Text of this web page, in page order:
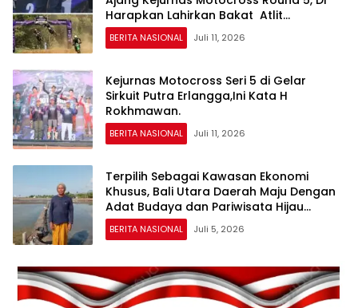
Harapkan Lahirkan Bakat Atlit
Berprestasi.
BERITA NASIONAL Juli 11, 2026
Kejurnas Motocross Seri 5 di Gelar
Sirkuit Putra Erlangga,Ini Kata H
Rokhmawan.
BERITA NASIONAL Juli 11, 2026
Terpilih Sebagai Kawasan Ekonomi
Khusus, Bali Utara Daerah Maju Dengan
Adat Budaya dan Pariwisata Hijau
Terpadu
BERITA NASIONAL Juli 5, 2026